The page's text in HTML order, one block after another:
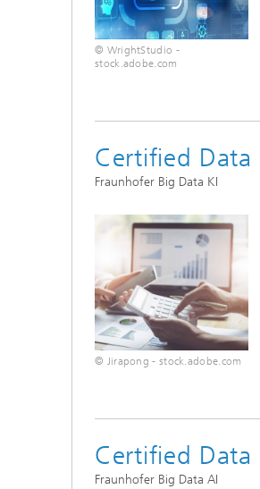
© WrightStudio -
stock.adobe.com
Certified Data
Fraunhofer Big Data KI
© Jirapong - stock.adobe.com
Certified Data
Fraunhofer Big Data AI